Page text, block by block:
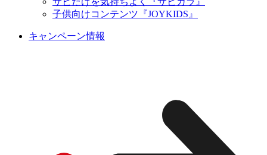
子供向けコンテンツ『JOYKIDS』
キャンペーン情報